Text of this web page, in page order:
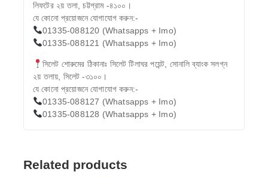
লিফটের ২য় তলা, চট্টগ্রাম -৪১০০।
যে কোনো প্রয়োজনে যোগাযোগ করুন:-
01335-088120 (Whatsapps + Imo)
01335-088121 (Whatsapps + Imo)
সিলেট শোরুমের ঠিকানাঃ সিলেট টিলাঘর পয়েন্ট, সোনালি ব্যাংক সলগ্ন
২য় তলায়, সিলেট -৩১০০।
যে কোনো প্রয়োজনে যোগাযোগ করুন:-
01335-088127 (Whatsapps + Imo)
01335-088128 (Whatsapps + Imo)
Related products